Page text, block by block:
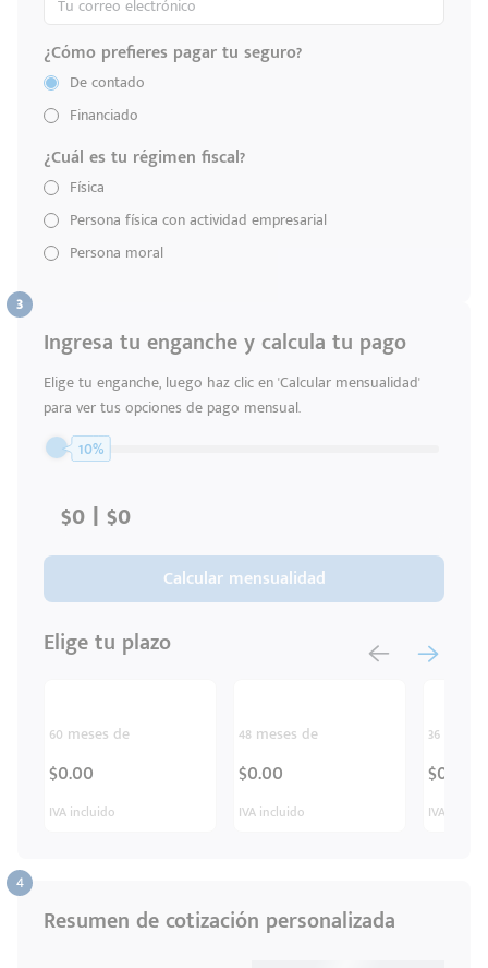
Escríbenos
¿Cómo prefieres pagar tu seguro?
De contado
Financiado
¿Cuál es tu régimen fiscal?
Física
Persona física con actividad empresarial
Persona moral
Ingresa tu enganche y calcula tu pago
Elige tu enganche, luego haz clic en 'Calcular mensualidad'
para ver tus opciones de pago mensual.
10%
Calcular mensualidad
Elige tu plazo
60 meses de
$0.00
IVA incluido
48 meses de
$0.00
IVA incluido
36
$0.00
IVA
Resumen de cotización personalizada